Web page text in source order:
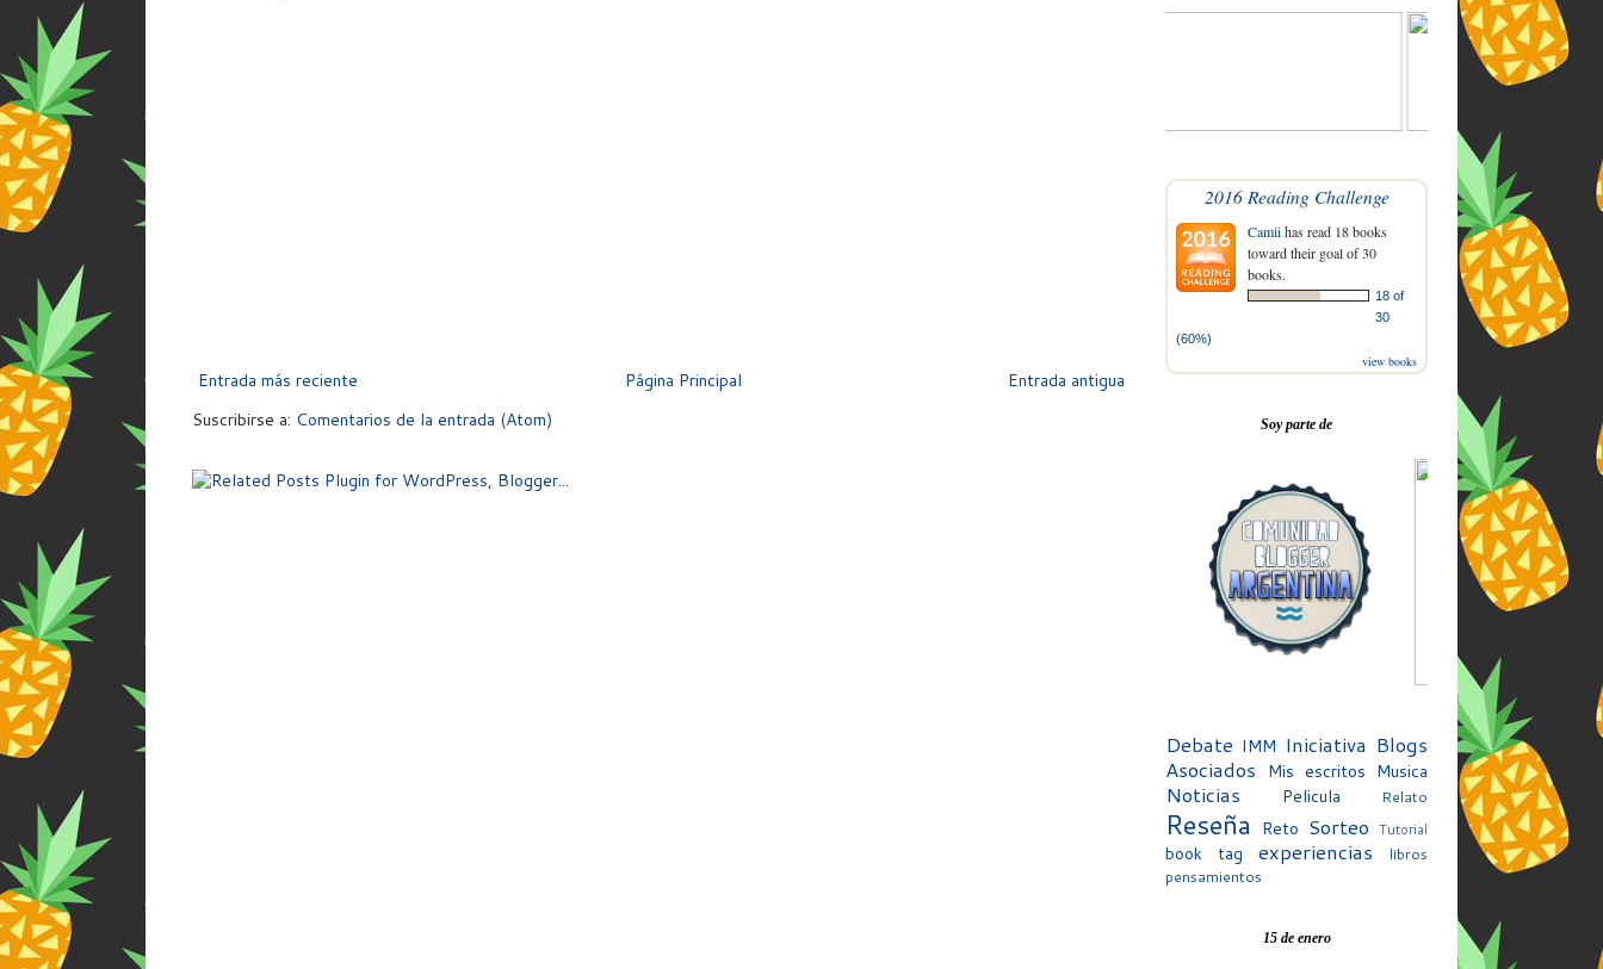
Entrada más reciente Entrada antigua
Página Principal
Suscribirse a: Comentarios de la entrada (Atom)
2016 Reading Challenge
Camiihas read 18 books
toward their goal of 30
books.
18 of
30
(60%)
view books
Soy parte de
Debate IMM Iniciativa Blogs
Asociados Mis escritos Musica
Noticias Pelicula Relato
Reseña Reto Sorteo Tutorial
book tag experiencias
libros
pensamientos
15 de enero